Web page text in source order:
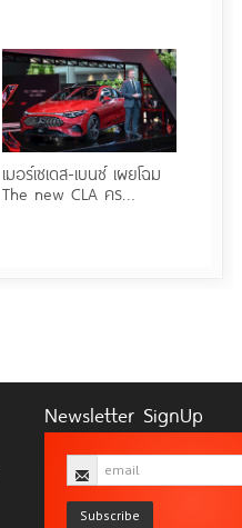
เมอร์เซเดส-เบนซ์ เผยโฉม
The new CLA คร…
Newsletter SignUp
Subscribe